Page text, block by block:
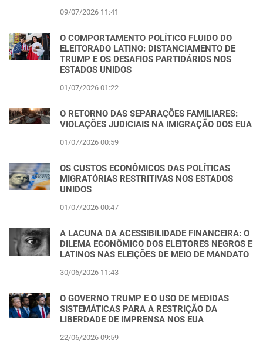
09/07/2026 11:41
O COMPORTAMENTO POLÍTICO FLUIDO DO
ELEITORADO LATINO: DISTANCIAMENTO DE
TRUMP E OS DESAFIOS PARTIDÁRIOS NOS
ESTADOS UNIDOS
01/07/2026 01:22
O RETORNO DAS SEPARAÇÕES FAMILIARES:
VIOLAÇÕES JUDICIAIS NA IMIGRAÇÃO DOS EUA
01/07/2026 00:59
OS CUSTOS ECONÔMICOS DAS POLÍTICAS
MIGRATÓRIAS RESTRITIVAS NOS ESTADOS
UNIDOS
01/07/2026 00:47
A LACUNA DA ACESSIBILIDADE FINANCEIRA: O
DILEMA ECONÔMICO DOS ELEITORES NEGROS E
LATINOS NAS ELEIÇÕES DE MEIO DE MANDATO
30/06/2026 11:43
O GOVERNO TRUMP E O USO DE MEDIDAS
SISTEMÁTICAS PARA A RESTRIÇÃO DA
LIBERDADE DE IMPRENSA NOS EUA
22/06/2026 09:59